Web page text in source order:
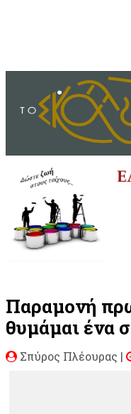
Παραμονή
θυμάμαι ένα
Σπύρος Πλέουρας |